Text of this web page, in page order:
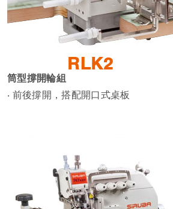
筒型撐開輪組
‧ 前後撐開，搭配開口式桌板